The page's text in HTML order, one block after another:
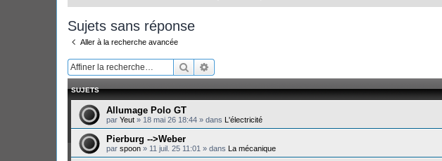
Sujets sans réponse
Aller à la recherche avancée
Rechercher
SUJETS
Allumage Polo GT
par Yeut » 18 mai 26 18:44 » dans L'électricité
Pierburg -->Weber
par spoon » 11 juil. 25 11:01 » dans La mécanique